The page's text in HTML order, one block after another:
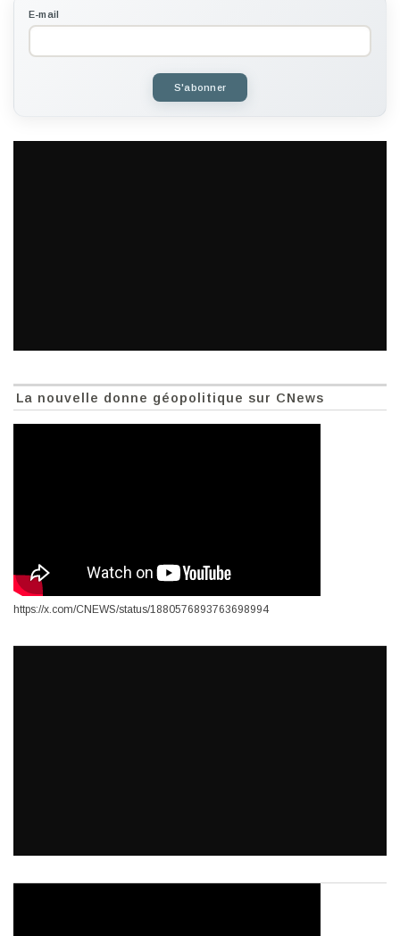
E-mail
S'abonner
La nouvelle donne géopolitique sur CNews
https://x.com/CNEWS/status/1880576893763698994